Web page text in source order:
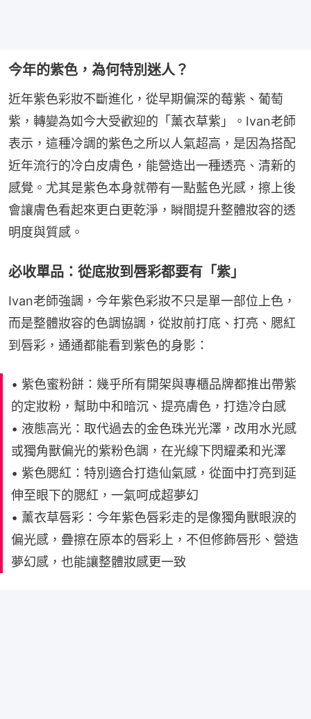
今年的紫色，為何特別迷人？
近年紫色彩妝不斷進化，從早期偏深的莓紫、葡萄
紫，轉變為如今大受歡迎的「薰衣草紫」。Ivan老師
表示，這種冷調的紫色之所以人氣超高，是因為搭配
近年流行的冷白皮膚色，能營造出一種透亮、清新的
感覺。尤其是紫色本身就帶有一點藍色光感，擦上後
會讓膚色看起來更白更乾淨，瞬間提升整體妝容的透
明度與質感。
必收單品：從底妝到唇彩都要有「紫」
Ivan老師強調，今年紫色彩妝不只是單一部位上色，
而是整體妝容的色調協調，從妝前打底、打亮、腮紅
到唇彩，通通都能看到紫色的身影：
• 紫色蜜粉餅：幾乎所有開架與專櫃品牌都推出帶紫
的定妝粉，幫助中和暗沉、提亮膚色，打造冷白感
• 液態高光：取代過去的金色珠光光澤，改用水光感
或獨角獸偏光的紫粉色調，在光線下閃耀柔和光澤
• 紫色腮紅：特別適合打造仙氣感，從面中打亮到延
伸至眼下的腮紅，一氣呵成超夢幻
• 薰衣草唇彩：今年紫色唇彩走的是像獨角獸眼淚的
偏光感，疊擦在原本的唇彩上，不但修飾唇形、營造
夢幻感，也能讓整體妝感更一致